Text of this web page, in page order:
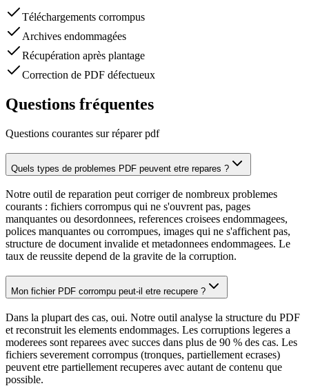
Téléchargements corrompus
Archives endommagées
Récupération après plantage
Correction de PDF défectueux
Questions fréquentes
Questions courantes sur réparer pdf
Quels types de problemes PDF peuvent etre repares ?
Notre outil de reparation peut corriger de nombreux problemes
courants : fichiers corrompus qui ne s'ouvrent pas, pages
manquantes ou desordonnees, references croisees endommagees,
polices manquantes ou corrompues, images qui ne s'affichent pas,
structure de document invalide et metadonnees endommagees. Le
taux de reussite depend de la gravite de la corruption.
Mon fichier PDF corrompu peut-il etre recupere ?
Dans la plupart des cas, oui. Notre outil analyse la structure du PDF
et reconstruit les elements endommages. Les corruptions legeres a
moderees sont reparees avec succes dans plus de 90 % des cas. Les
fichiers severement corrompus (tronques, partiellement ecrases)
peuvent etre partiellement recuperes avec autant de contenu que
possible.